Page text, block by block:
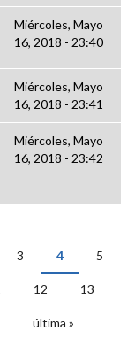
Miércoles, Mayo
16, 2018 - 23:40
Miércoles, Mayo
16, 2018 - 23:41
Miércoles, Mayo
16, 2018 - 23:42
3 4 5
12 13
última »